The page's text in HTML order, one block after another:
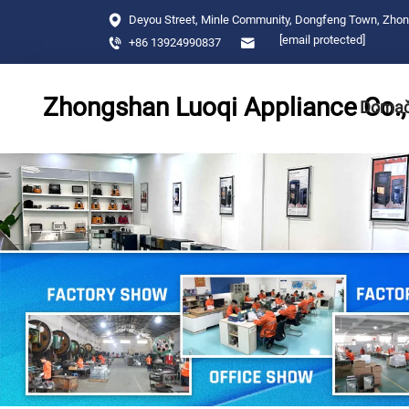
Deyou Street, Minle Community, Dongfeng Town,
+86 13924990837
[email protected]
Zhongshan Luoqi Appliance